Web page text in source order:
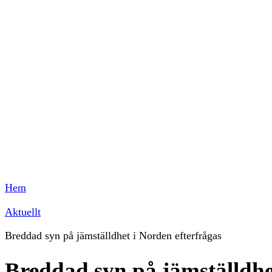
Hem
Aktuellt
Breddad syn på jämställdhet i Norden efterfrågas